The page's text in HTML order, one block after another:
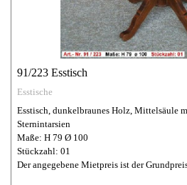
91/223 Esstisch
Esstische
Esstisch, dunkelbraunes Holz, Mittelsäule
Sternintarsien
Maße: H 79 Ø 100
Stückzahl: 01
Der angegebene Mietpreis ist der